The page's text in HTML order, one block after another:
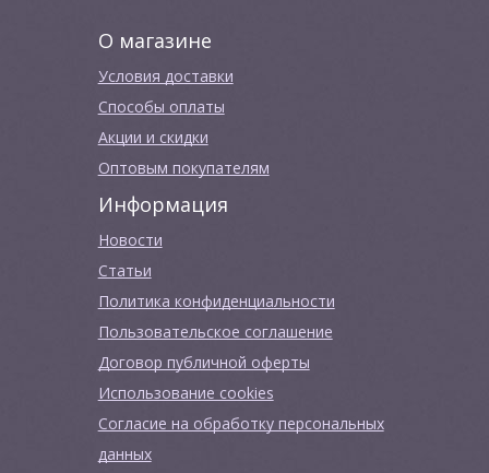
О магазине
Условия доставки
Способы оплаты
Акции и скидки
Оптовым покупателям
Информация
Новости
Cтатьи
Политика конфиденциальности
Пользовательское соглашение
Договор публичной оферты
Использование cookies
Согласие на обработку персональных
данных